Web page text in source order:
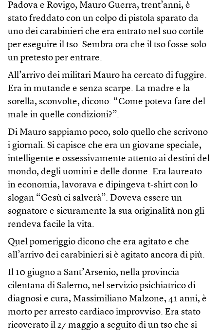
Padova e Rovigo, Mauro Guerra, trent’anni, è
stato freddato con un colpo di pistola sparato da
uno dei carabinieri che era entrato nel suo cortile
per eseguire il tso. Sembra ora che il tso fosse solo
un pretesto per entrare.
All’arrivo dei militari Mauro ha cercato di fuggire.
Era in mutande e senza scarpe. La madre e la
sorella, sconvolte, dicono: “Come poteva fare del
male in quelle condizioni?”.
Di Mauro sappiamo poco, solo quello che scrivono
i giornali. Si capisce che era un giovane speciale,
intelligente e ossessivamente attento ai destini del
mondo, degli uomini e delle donne. Era laureato
in economia, lavorava e dipingeva t-shirt con lo
slogan “Gesù ci salverà”. Doveva essere un
sognatore e sicuramente la sua originalità non gli
rendeva facile la vita.
Quel pomeriggio dicono che era agitato e che
all’arrivo dei carabinieri si è agitato ancora di più.
Il 10 giugno a Sant’Arsenio, nella provincia
cilentana di Salerno, nel servizio psichiatrico di
diagnosi e cura, Massimiliano Malzone, 41 anni, è
morto per arresto cardiaco improvviso. Era stato
ricoverato il 27 maggio a seguito di un tso che si